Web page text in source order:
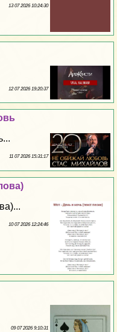
13 07 2026 10:24:30
12 07 2026 19:20:37
11 07 2026 15:31:17
10 07 2026 12:24:46
09 07 2026 9:10:31